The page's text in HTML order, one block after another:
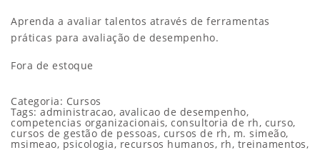
Aprenda a avaliar talentos através de ferramentas
práticas para avaliação de desempenho.
Fora de estoque
Categoria: Cursos
Tags:administracao, avalicao de desempenho,
competencias organizacionais, consultoria de rh, curso,
cursos de gestão de pessoas, cursos de rh, m. simeão,
msimeao, psicologia,recursos humanos, rh, treinamentos,